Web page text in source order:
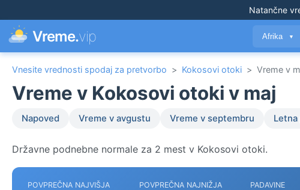
Natančne
Vreme.vip Afrika ▼
Vnesite vrednosti spodaj za pretvorbo > Kokosovi otoki > Vreme v
Vreme v Kokosovi otoki v maj
Napoved Vreme v avgustu Vreme v septembru
Državne podnebne normale za 2 mest v Kokosovi otoki.
POVPREČNA NAJVIŠJA POVPREČNA NAJNIŽJA PADAVINE